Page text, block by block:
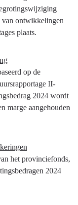
ontwikkelingen
plaats.
op de
II-
2024 wordt
marge aangehouden
het provinciefonds,
2024